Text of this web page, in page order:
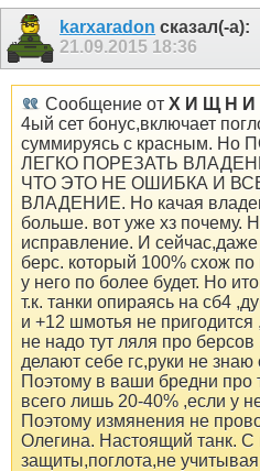
karxaradon сказал(-а):
21.09.2015 18:36
Сообщение от Х И Щ Н И
4ый сет бонус,включает
суммируясь с красным.
ЛЕГКО ПОРЕЗАТЬ
ЧТО ЭТО НЕ ОШИБКА И
ВЛАДЕНИЕ. Но качая
больше. вот уже хз почему.
исправление. И сейчас,даже
берс. который 100% схож
у него по более будет. Но
т.к. танки опираясь на сб4
и +12 шмотья не
не надо тут ляля про берсов
делают себе гс,руки не знаю
Поэтому в ваши бредни про
всего лишь 20-40% ,если у
Поэтому измянения не
Олегина. Настоящий танк. С
защиты,поглота,не